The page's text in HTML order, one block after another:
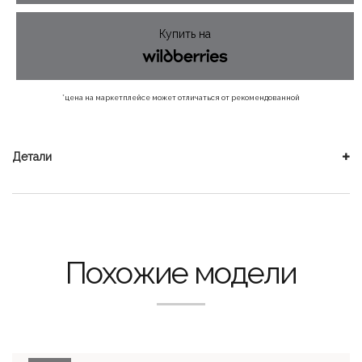
680 ₽.
Купить на
*цена на маркетплейсе может отличаться от рекомендованной
Детали
Похожие модели